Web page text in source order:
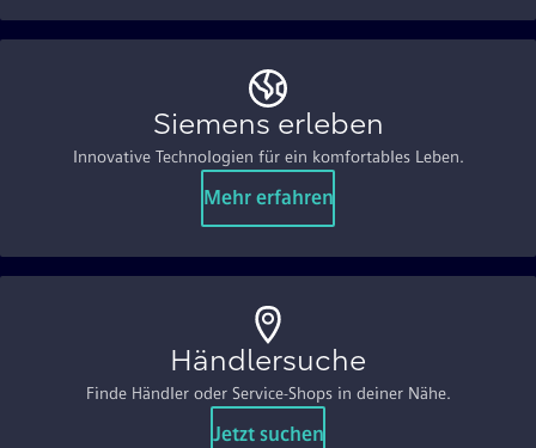
Siemens erleben
Innovative Technologien für ein komfortables Leben.
Mehr erfahren
Händlersuche
Finde Händler oder Service-Shops in deiner Nähe.
Jetzt suchen